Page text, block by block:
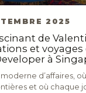
2025
de
et
à
d’affaires,
et où chaque